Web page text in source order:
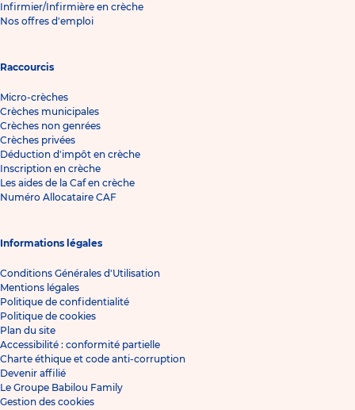
Infirmier/Infirmière en crèche
Nos offres d'emploi
Raccourcis
Micro-crèches
Crèches municipales
Crèches non genrées
Crèches privées
Déduction d'impôt en crèche
Inscription en crèche
Les aides de la Caf en crèche
Numéro Allocataire CAF
Informations légales
Conditions Générales d'Utilisation
Mentions légales
Politique de confidentialité
Politique de cookies
Plan du site
Accessibilité : conformité partielle
Charte éthique et code anti-corruption
Devenir affilié
Le Groupe Babilou Family
Gestion des cookies